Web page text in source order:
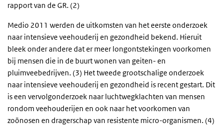
rapport van de GR. (2)
Medio 2011 werden de uitkomsten van het eerste onderzoek
naar intensieve veehouderij en gezondheid bekend. Hieruit
bleek onder andere dat er meer longontstekingen voorkomen
bij mensen die in de buurt wonen van geiten- en
pluimveebedrijven. (3) Het tweede grootschalige onderzoek
naar intensieve veehouderij en gezondheid is recent gestart. Dit
is een vervolgonderzoek naar luchtwegklachten van mensen
rondom veehouderijen en ook naar het voorkomen van
zoönosen en dragerschap van resistente micro-organismen. (4)